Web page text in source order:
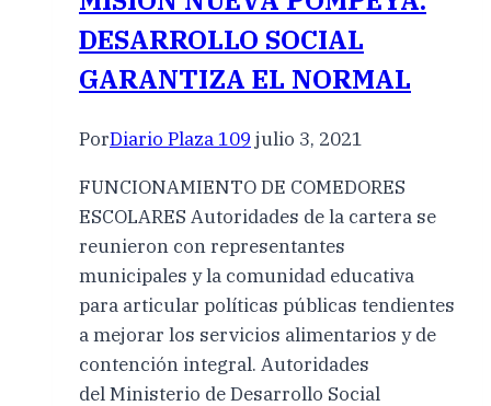
DESARROLLO SOCIAL
GARANTIZA EL NORMAL
PorDiario Plaza 109 julio 3, 2021
FUNCIONAMIENTO DE COMEDORES
ESCOLARES Autoridades de la cartera se
reunieron con representantes
municipales y la comunidad educativa
para articular políticas públicas tendientes
a mejorar los servicios alimentarios y de
contención integral. Autoridades
del Ministerio de Desarrollo Social